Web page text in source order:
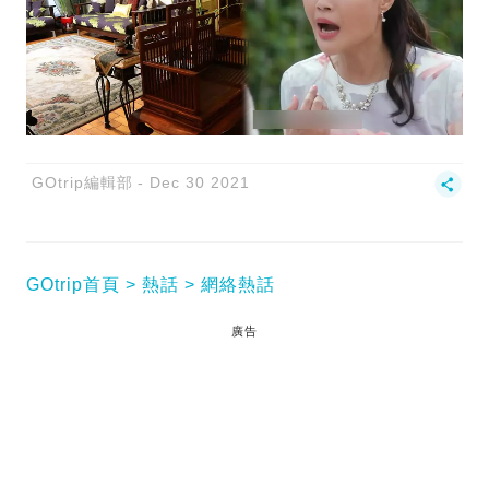
GOtrip編輯部 Dec 30 2021
GOtrip首頁 熱話 網絡熱話
廣告